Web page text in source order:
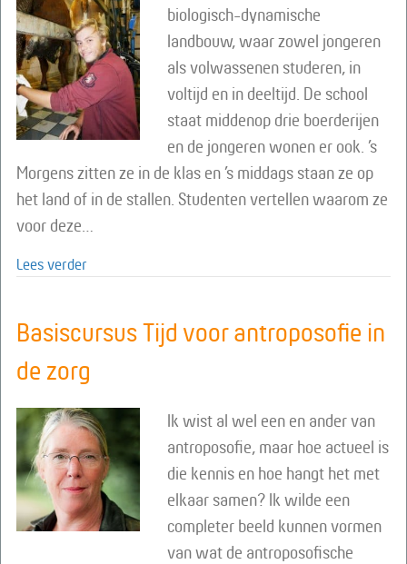
biologisch-dynamische
landbouw, waar zowel jongeren
als volwassenen studeren, in
voltijd en in deeltijd. De school
staat middenop drie boerderijen
en de jongeren wonen er ook. ’s
Morgens zitten ze in de klas en ’s middags staan ze op
het land of in de stallen. Studenten vertellen waarom ze
voor deze…
Lees verder
Basiscursus Tijd voor antroposofie in
de zorg
Ik wist al wel een en ander van
antroposofie, maar hoe actueel is
die kennis en hoe hangt het met
elkaar samen? Ik wilde een
completer beeld kunnen vormen
van wat de antroposofische